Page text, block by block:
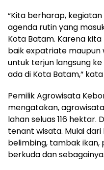
“Kita berharap,
agenda rutin yang
Kota Batam. Karena
baik expatriate maupun
untuk terjun langsung
ada di Kota Batam,“
Pemilik Agrowisata
mengatakan,
lahan seluas 116
tenant wisata. Mulai
belimbing, tambak
berkuda dan sebagainya.